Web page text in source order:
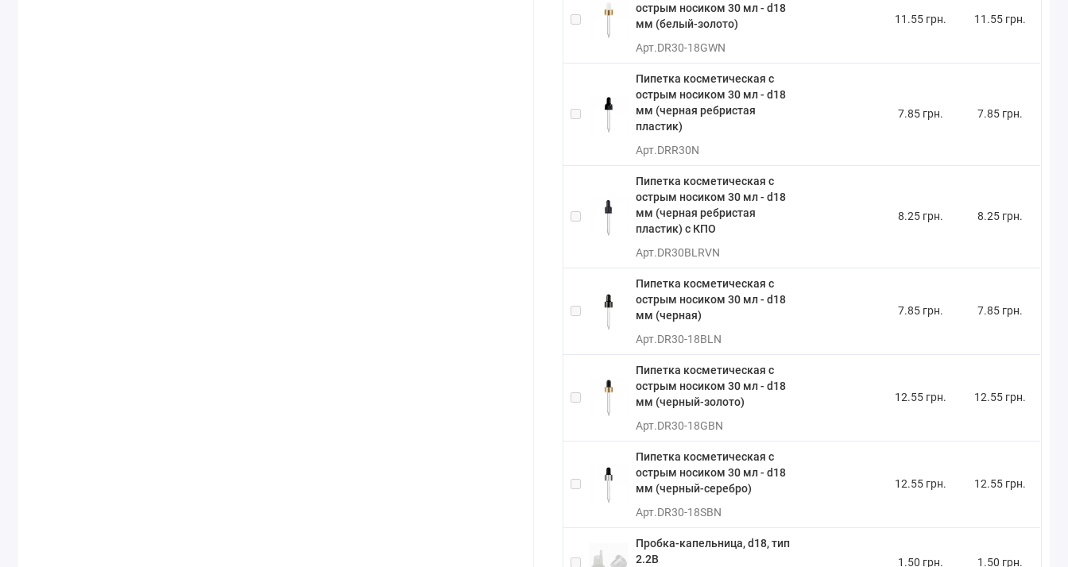
острым носиком 30 мл - d18
мм (белый-золото)
Арт.DR30-18GWN
11.55 грн. 11.55 грн.
Пипетка косметическая с
острым носиком 30 мл - d18
мм (черная ребристая
пластик)
Арт.DRR30N
7.85 грн. 7.85 грн.
Пипетка косметическая с
острым носиком 30 мл - d18
мм (черная ребристая
пластик) с КПО
Арт.DR30BLRVN
8.25 грн. 8.25 грн.
Пипетка косметическая с
острым носиком 30 мл - d18
мм (черная)
Арт.DR30-18BLN
7.85 грн. 7.85 грн.
Пипетка косметическая с
острым носиком 30 мл - d18
мм (черный-золото)
Арт.DR30-18GBN
12.55 грн. 12.55 грн.
Пипетка косметическая с
острым носиком 30 мл - d18
мм (черный-серебро)
Арт.DR30-18SBN
12.55 грн. 12.55 грн.
Пробка-капельница, d18, тип
2.2B
1.50 грн. 1.50 грн.